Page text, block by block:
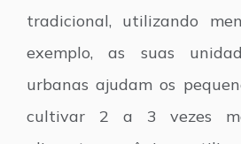
tradicional, utilizando
exemplo, as suas
urbanas ajudam os
cultivar 2 a 3 vezes